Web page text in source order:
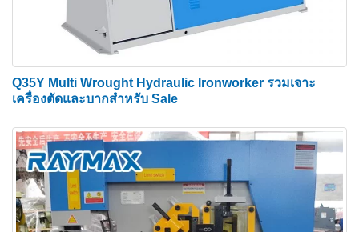
Q35Y Multi Wrought Hydraulic Ironworker รวมเจาะ
เครื่องตัดและบากสำหรับ Sale